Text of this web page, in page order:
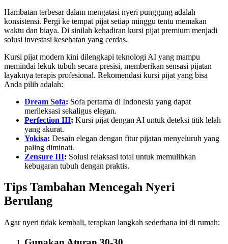
Hambatan terbesar dalam mengatasi nyeri punggung adalah
konsistensi. Pergi ke tempat pijat setiap minggu tentu memakan
waktu dan biaya. Di sinilah kehadiran kursi pijat premium menjadi
solusi investasi kesehatan yang cerdas.
Kursi pijat modern kini dilengkapi teknologi AI yang mampu
memindai lekuk tubuh secara presisi, memberikan sensasi pijatan
layaknya terapis profesional. Rekomendasi kursi pijat yang bisa
Anda pilih adalah:
Dream Sofa: Sofa pertama di Indonesia yang dapat
merileksasi sekaligus elegan.
Perfection III: Kursi pijat dengan AI untuk deteksi titik lelah
yang akurat.
Yokisa: Desain elegan dengan fitur pijatan menyeluruh yang
paling diminati.
Zensure III: Solusi relaksasi total untuk memulihkan
kebugaran tubuh dengan praktis.
Tips Tambahan Mencegah Nyeri
Berulang
Agar nyeri tidak kembali, terapkan langkah sederhana ini di rumah: